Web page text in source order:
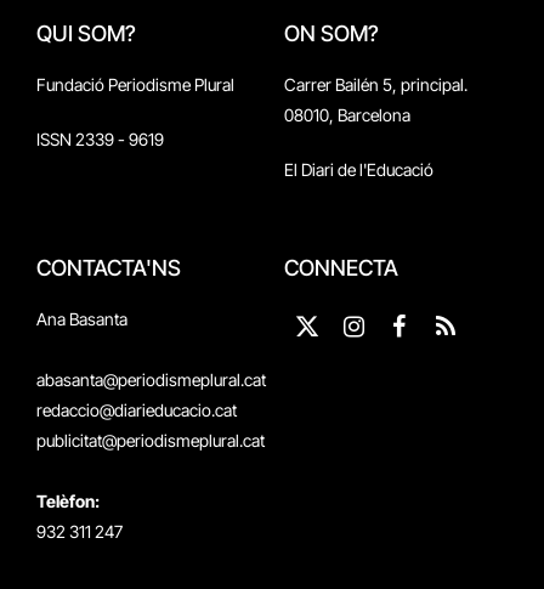
QUI SOM?
Fundació Periodisme Plural
ISSN 2339 - 9619
ON SOM?
Carrer Bailén 5, principal.
08010, Barcelona
El Diari de l'Educació
CONTACTA'NS
Ana Basanta
abasanta@periodismeplural.cat
redaccio@diarieducacio.cat
publicitat@periodismeplural.cat
Telèfon:
932 311 247
CONNECTA
X
Instagram
Facebook
RSS